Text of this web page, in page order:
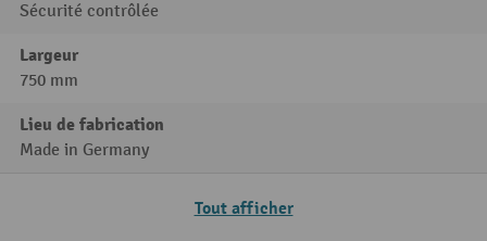
Sécurité contrôlée
Largeur
750 mm
Lieu de fabrication
Made in Germany
Tout afficher